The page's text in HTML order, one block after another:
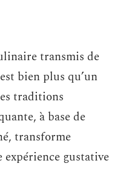
transmis de
bien plus qu’un
traditions
à base de
transforme
gustative